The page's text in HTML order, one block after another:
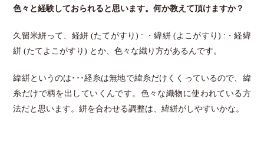
色々と経験しておられると思います。何か教えて頂けますか？
久留米絣って、経絣 (たてがすり) : ・緯絣 (よこがすり) :・経緯
絣 (たてよこがすり) とか、色々な織り方があるんです。
緯絣というのは･･･経糸は無地で緯糸だけくくっているので、緯
糸だけで柄を出していくんです。色々な織物に使われている方
法だと思います。絣を合わせる調整は、緯絣がしやすいかな。